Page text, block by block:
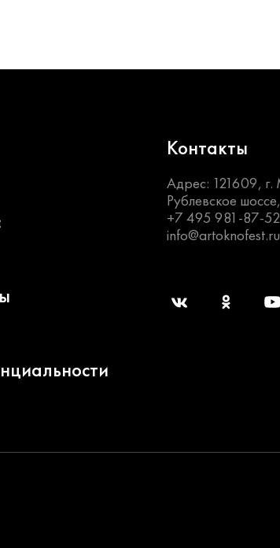
Контакты
Адрес: 121609, г.
Рублевское
+7 495 981-87-52
info@artoknofest.ru